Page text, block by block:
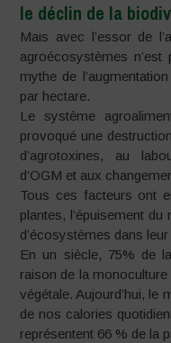
le déclin de la
Mais avec l’essor de
agroécosystèmes
mythe de
par hectare.
Le système
provoqué une
d’agrotoxines, au
d’OGM et aux
Tous ces facteurs ont
plantes, l’épuisement
d’écosystèmes dans leur
En un siècle, 75% de
raison de la
végétale. Aujourd’hui, le
de nos calories
représentent 66 % de la